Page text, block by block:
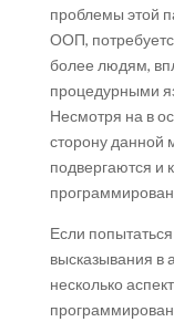
проблемы этой
ООП,
более людям,
процедурными
Несмотря на в
сторону данной
подвергаются и
Если
высказывания
несколько